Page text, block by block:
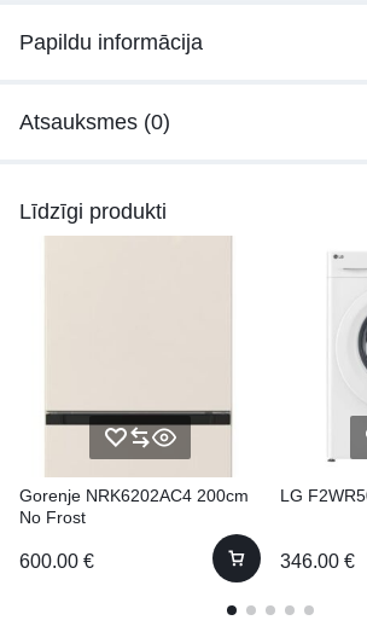
Papildu informācija
Atsauksmes (0)
Līdzīgi produkti
Gorenje NRK6202AC4 200cm
No Frost
600.00 €
LG
346.00 €